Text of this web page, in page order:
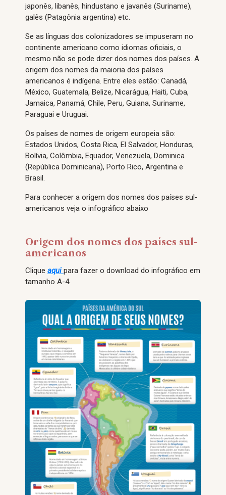
japonês, libanês, hindustano e javanês (Suriname),
galês (Patagônia argentina) etc.
Se as línguas dos colonizadores se impuseram no
continente americano como idiomas oficiais, o
mesmo não se pode dizer dos nomes dos países. A
origem dos nomes da maioria dos países
americanos é indígena. Entre eles estão: Canadá,
México, Guatemala, Belize, Nicarágua, Haiti, Cuba,
Jamaica, Panamá, Chile, Peru, Guiana, Suriname,
Paraguai e Uruguai.
Os países de nomes de origem europeia são:
Estados Unidos, Costa Rica, El Salvador, Honduras,
Bolívia, Colômbia, Equador, Venezuela, Dominica
(República Dominicana), Porto Rico, Argentina e
Brasil.
Para conhecer a origem dos nomes dos países sul-
americanos veja o infográfico abaixo
Origem dos nomes dos países sul-
americanos
Clique aqui para fazer o download do infográfico em
tamanho A-4.